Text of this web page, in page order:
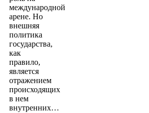
международной
арене. Но
внешняя
политика
государства,
как
правило,
является
отражением
происходящих
в нем
внутренних…